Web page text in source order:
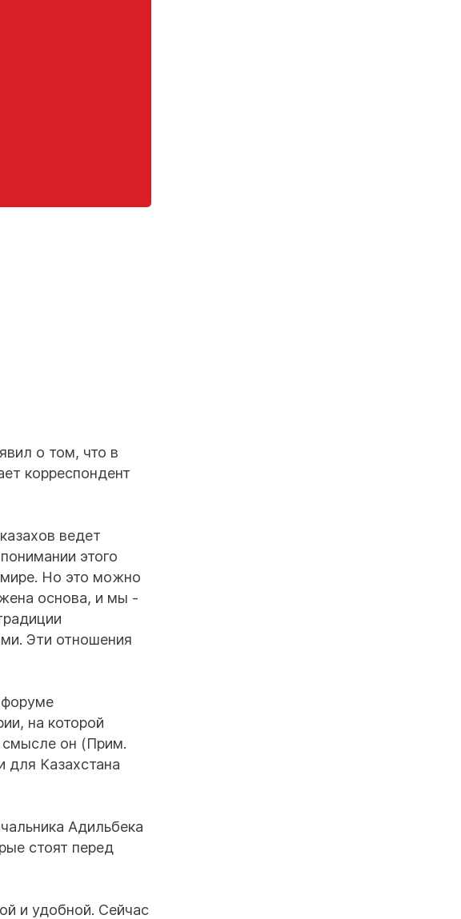
о том, что в
корреспондент
ведет
этого
мире. Но это можно
основа, и мы -
Эти отношения
на которой
смысле он (Прим.
для Казахстана
Адильбека
стоят перед
и удобной. Сейчас